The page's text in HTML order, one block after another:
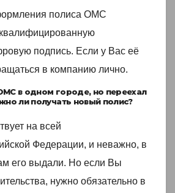
полиса ОМС
подпись. Если у Вас её
в компанию лично.
в одном городе, но переехал
ли получать новый полис?
на всей
Федерации, и неважно, в
его выдали. Но если Вы
нужно обязательно в